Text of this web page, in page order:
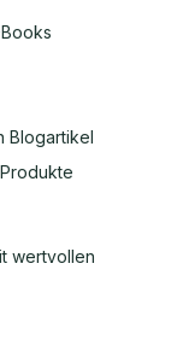
Blogartikel
wertvollen